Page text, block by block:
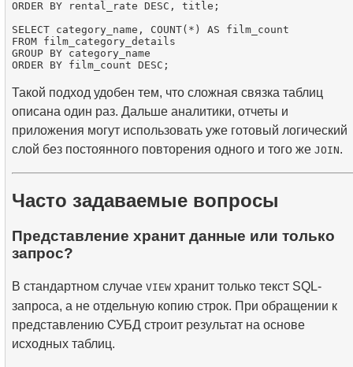
ORDER BY rental_rate DESC, title;
SELECT category_name, COUNT(*) AS film_count
FROM film_category_details
GROUP BY category_name
Такой подход удобен тем, что сложная связка таблиц
описана один раз. Дальше аналитики, отчеты и
приложения могут использовать уже готовый логический
слой без постоянного повторения одного и того же JOIN.
Часто задаваемые вопросы
Представление хранит данные или только
запрос?
В стандартном случае VIEW хранит только текст SQL-
запроса, а не отдельную копию строк. При обращении к
представлению СУБД строит результат на основе
исходных таблиц.